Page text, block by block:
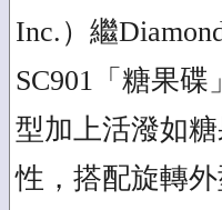
Inc.）繼
SC901「糖果
型加上活潑如
性，搭配旋轉